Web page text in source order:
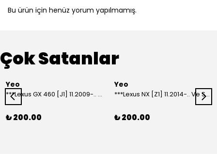
Bu ürün için henüz yorum yapılmamış.
Çok Satanlar
Yeo
***Lexus GX 460 [J1] 11.2009-.. Ve Sonrası Model Yılları İçin Uyumlu Yeo Arka Silecek
₺ 200.00
Yeo
***Lexus NX [Z1] 11.2014-.. Ve Sonrası Model Yılları İçin Uyumlu Yeo Arka Silecek
₺ 200.00